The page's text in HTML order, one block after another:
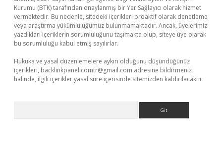
Kurumu (BTK) tarafından onaylanmış bir Yer Sağlayıcı olarak hizmet
vermektedir. Bu nedenle, sitedeki içerikleri proaktif olarak denetleme
veya araştırma yükümlülüğümüz bulunmamaktadır. Ancak, üyelerimiz
yazdıkları içeriklerin sorumluluğunu taşımakta olup, siteye üye olarak
bu sorumluluğu kabul etmiş sayılırlar.
Hukuka ve yasal düzenlemelere aykırı olduğunu düşündüğünüz
içerikleri, backlinkpanelicomtr@gmail.com adresine bildirmeniz
halinde, ilgili içerikler yasal süre içerisinde sitemizden kaldırılacaktır.